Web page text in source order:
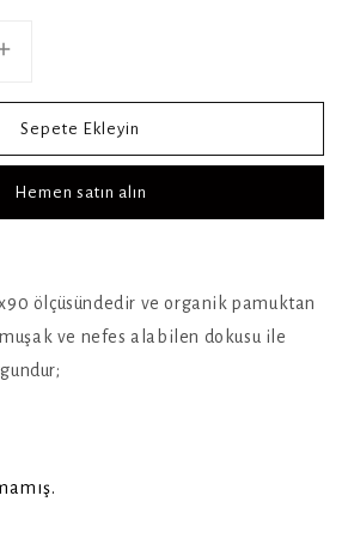
Sepete Ekleyin
Hemen satın alın
ölçüsündedir ve organik pamuktan
ve nefes alabilen dokusu ile